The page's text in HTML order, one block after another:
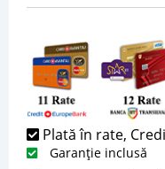
Plată în rate,
Garanție inclusă